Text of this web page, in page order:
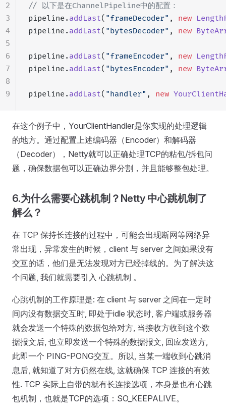
// 以下是在ChannelPipeline中的配置：
pipeline. addLast( "frameDecoder" , new
pipeline. addLast( "bytesDecoder" , new
pipeline. addLast( "frameEncoder" , new
pipeline. addLast( "bytesEncoder" , new
pipeline. addLast( "handler" , new
2
3
4
5
6
7
8
9
在这个例子中，YourClientHandler是你实现的处理逻辑
的地方。通过配置上述编码器（Encoder）和解码器
（Decoder），Netty就可以正确处理TCP的粘包/拆包问
题，确保数据包可以正确边界分割，并且能够整包处理。
6.为什么需要心跳机制？Netty 中心跳机制了
解么？
在 TCP 保持长连接的过程中，可能会出现断网等网络异
常出现，异常发生的时候，client 与 server 之间如果没有
交互的话，他们是无法发现对方已经掉线的。为了解决这
个问题, 我们就需要引入 心跳机制 。
心跳机制的工作原理是: 在 client 与 server 之间在一定时
间内没有数据交互时, 即处于idle 状态时, 客户端或服务器
就会发送一个特殊的数据包给对方, 当接收方收到这个数
据报文后, 也立即发送一个特殊的数据报文, 回应发送方,
此即一个 PING-PONG交互。所以, 当某一端收到心跳消
息后, 就知道了对方仍然在线, 这就确保 TCP 连接的有效
性. TCP 实际上自带的就有长连接选项，本身是也有心跳
包机制，也就是TCP的选项：SO_KEEPALIVE。